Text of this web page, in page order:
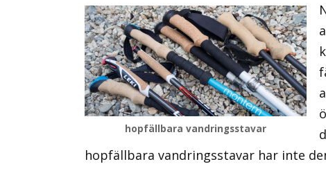
hopfällbara vandringsstavar
hopfällbara vandringsstavar har inte